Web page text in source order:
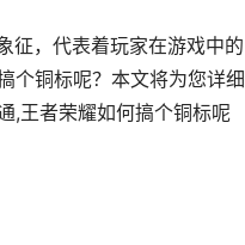
征，代表着玩家在游戏中的
个铜标呢？本文将为您详细
,王者荣耀如何搞个铜标呢